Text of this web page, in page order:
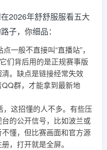
2026年舒舒服服看五大
子，你细品：
一般不直接叫“直播站”，
们背后用的是正规赛事版
。缺点是链接经常失效
群，才能拿到最新地
，这招懂的人不多。有些压
的公开信号，比如波兰或
懂，但比赛画面和官方源
，打开就是全屏。